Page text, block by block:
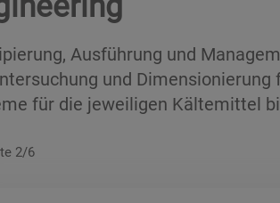
Ausführung und
und
für die jeweiligen Kältemittel
2/6